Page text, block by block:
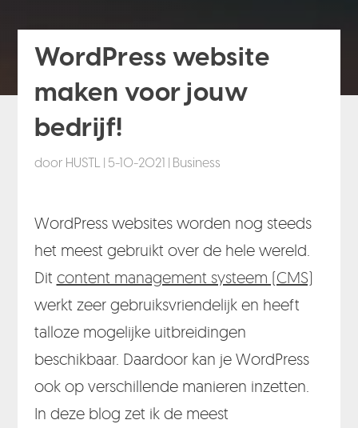
WordPress website
maken voor jouw
bedrijf!
door HUSTL | 5-10-2021 | Business
WordPress websites worden nog steeds
het meest gebruikt over de hele wereld.
Dit content management systeem (CMS)
werkt zeer gebruiksvriendelijk en heeft
talloze mogelijke uitbreidingen
beschikbaar. Daardoor kan je WordPress
ook op verschillende manieren inzetten.
In deze blog zet ik de meest